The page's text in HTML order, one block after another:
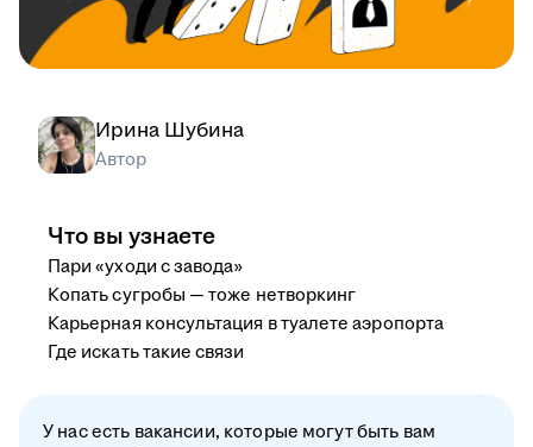
Ирина Шубина
Автор
Что вы узнаете
Пари «уходи с завода»
Копать сугробы — тоже нетворкинг
Карьерная консультация в туалете аэропорта
Где искать такие связи
У нас есть вакансии, которые могут быть вам